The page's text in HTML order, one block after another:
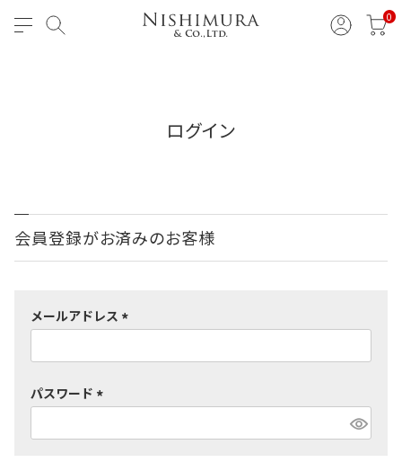
0
ログイン
会員登録がお済みのお客様
メールアドレス
必
パスワード
必